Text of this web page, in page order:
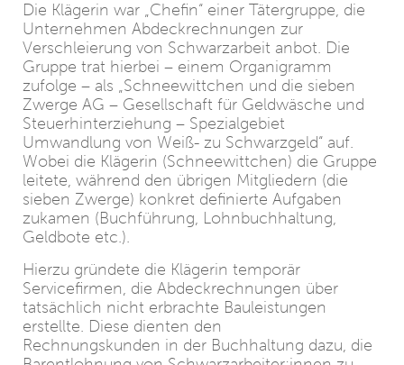
Die Klägerin war „Chefin“ einer Tätergruppe, die
Unternehmen Abdeckrechnungen zur
Verschleierung von Schwarzarbeit anbot. Die
Gruppe trat hierbei – einem Organigramm
zufolge – als „Schneewittchen und die sieben
Zwerge AG – Gesellschaft für Geldwäsche und
Steuerhinterziehung – Spezialgebiet
Umwandlung von Weiß- zu Schwarzgeld“ auf.
Wobei die Klägerin (Schneewittchen) die Gruppe
leitete, während den übrigen Mitgliedern (die
sieben Zwerge) konkret definierte Aufgaben
zukamen (Buchführung, Lohnbuchhaltung,
Geldbote etc.).
Hierzu gründete die Klägerin temporär
Servicefirmen, die Abdeckrechnungen über
tatsächlich nicht erbrachte Bauleistungen
erstellte. Diese dienten den
Rechnungskunden in der Buchhaltung dazu, die